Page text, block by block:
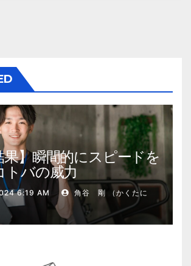
果】瞬間的にスピードを
トバの威力
6:19 AM
角谷 剛 （かくたに